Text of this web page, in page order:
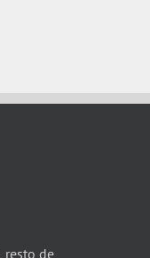
resto de